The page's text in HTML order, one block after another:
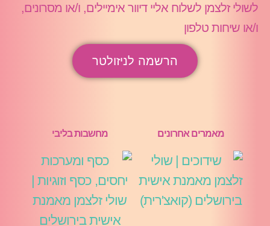
לשולי זלצמן לשלוח אליי דיוור אימיילים, ו/או מסרונים,
ו/או שיחות טלפון
הרשמה לניזולטר
מאמרים אחרונים מחשבות בליבי